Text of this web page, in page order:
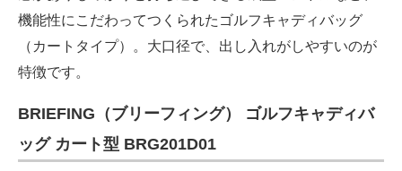
機能性にこだわってつくられたゴルフキャディバッグ
（カートタイプ）。大口径で、出し入れがしやすいのが
特徴です。
BRIEFING（ブリーフィング） ゴルフキャディバ
ッグ カート型 BRG201D01